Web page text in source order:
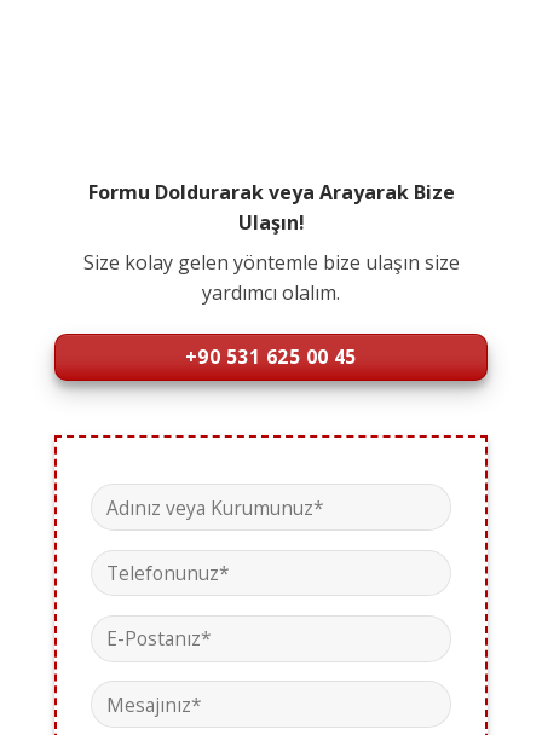
Formu Doldurarak veya Arayarak Bize
Ulaşın!
Size kolay gelen yöntemle bize ulaşın size
yardımcı olalım.
+90 531 625 00 45